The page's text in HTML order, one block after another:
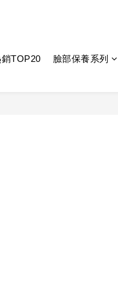
TOP20 臉部保養系列